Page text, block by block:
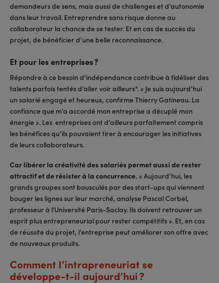
demandeurs de sens, mais aussi de challenges et d’autonomie
dans leur travail. Entreprendre sans risque donne au
collaborateur la chance de se tester. Et en cas de succès du
projet, de bénéficier d’une belle reconnaissance.
Et pour les entreprises ?
Répondre à ce besoin d’indépendance contribue à fidéliser des
talents parfois tentés d’aller voir ailleurs*. « Je suis aujourd’hui
un salarié engagé et heureux, confirme Thierry Gatineau. La
confiance que m’a accordé mon entreprise a décuplé mon
énergie ». Les entreprises ont d’ailleurs parfaitement compris
les bénéfices qu’ils pouvaient tirer à encourager les initiatives
de leurs collaborateurs.
Car libérer la créativité des salariés permet aussi de rester
attractif et de résister à la concurrence. « Aujourd’hui, les
grands groupes sont bousculés par des start-ups qui viennent
bouger les lignes sur leur marché, analyse Pascal Corbel,
professeur à l'Université Paris-Saclay. Ils doivent retrouver un
esprit plus entrepreneurial pour rester compétitifs ». Et, en cas
de réussite du projet, l’entreprise peut améliorer son offre avec
de nouveaux produits.
Comment l’intrapreneuriat se
développe-t-il aujourd’hui ?